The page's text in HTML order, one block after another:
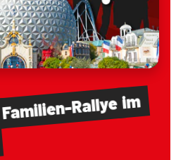
Familien-Rallyeim